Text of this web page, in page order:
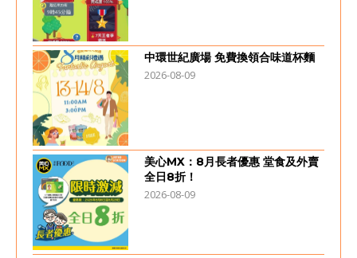
中環世紀廣場 免費換領合味道杯麵
2026-08-09
美心MX：8月長者優惠 堂食及外賣
全日8折！
2026-08-09